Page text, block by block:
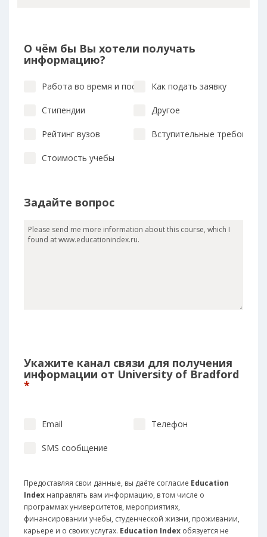
О чём бы Вы хотели получать
информацию?
Работа во время и после учебыКак подать заявку
Стипендии Другое
Рейтинг вузов Вступительные требования
Стоимость учебы
Задайте вопрос
Укажите канал связи для получения
информации от University of Bradford
*
Email Телефон
SMS сообщение
Предоставляя свои данные, вы даёте согласие Education
Index направлять вам информацию, в том числе о
программах университетов, мероприятиях,
финансировании учебы, студенческой жизни, проживании,
карьере и о своих услугах. Education Index обязуется не